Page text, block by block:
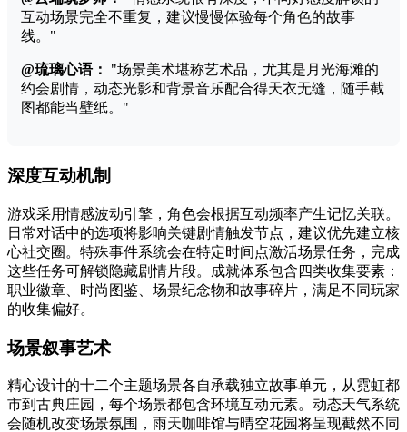
互动场景完全不重复，建议慢慢体验每个角色的故事
线。"
@琉璃心语：
"场景美术堪称艺术品，尤其是月光海滩的
约会剧情，动态光影和背景音乐配合得天衣无缝，随手截
图都能当壁纸。"
深度互动机制
游戏采用情感波动引擎，角色会根据互动频率产生记忆关联。
日常对话中的选项将影响关键剧情触发节点，建议优先建立核
心社交圈。特殊事件系统会在特定时间点激活场景任务，完成
这些任务可解锁隐藏剧情片段。成就体系包含四类收集要素：
职业徽章、时尚图鉴、场景纪念物和故事碎片，满足不同玩家
的收集偏好。
场景叙事艺术
精心设计的十二个主题场景各自承载独立故事单元，从霓虹都
市到古典庄园，每个场景都包含环境互动元素。动态天气系统
会随机改变场景氛围，雨天咖啡馆与晴空花园将呈现截然不同